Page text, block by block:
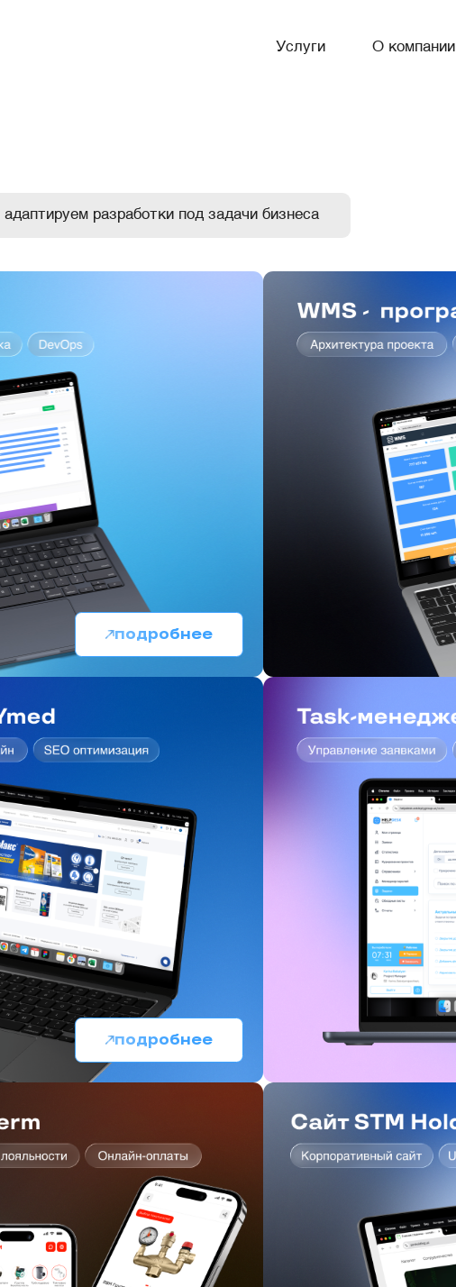
Услуги О компании
разработки под задачи бизнеса
подробнее
подробнее